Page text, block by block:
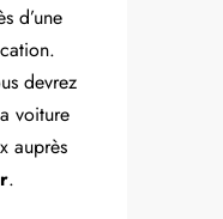
d’une
devrez
voiture
auprès
.